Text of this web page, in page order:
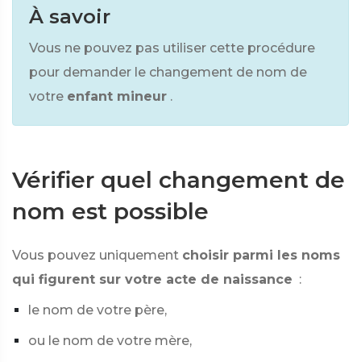
À savoir
Vous ne pouvez pas utiliser cette procédure
pour demander le changement de nom de
votre enfant mineur .
Vérifier quel changement de
nom est possible
Vous pouvez uniquement choisir parmi les noms
qui figurent sur votre acte de naissance :
le nom de votre père,
ou le nom de votre mère,